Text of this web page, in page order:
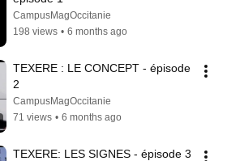
CampusMagOccitanie
198 views • 6 months ago
TEXERE : LE CONCEPT - épisode
2
CampusMagOccitanie
71 views • 6 months ago
TEXERE: LES SIGNES - épisode 3